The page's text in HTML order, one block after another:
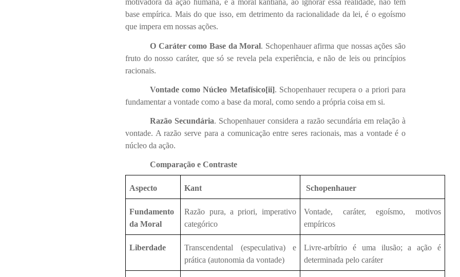
motivadora da ação humana, e a moral kantiana, ao ignorar essa realidade, não tem
base empírica. Mais do que isso, em detrimento da racionalidade da lei, é o egoísmo
que impera em nossas ações.
O Caráter como Base da Moral. Schopenhauer afirma que nossas ações são
fruto do nosso caráter, que só se revela pela experiência, e não de leis ou princípios
racionais.
Vontade como Núcleo Metafísico[ii]. Schopenhauer recupera o a priori para
fundamentar a vontade como a base da moral, como sendo a própria coisa em si.
Razão Secundária. Schopenhauer considera a razão secundária em relação à
vontade. A razão serve para a comunicação entre seres racionais, mas a vontade é o
núcleo da ação.
Comparação e Contraste
Aspecto Kant Schopenhauer
Fundamento
da Moral
Razão pura, a priori, imperativo
categórico
Vontade, caráter, egoísmo, motivos
empíricos
Liberdade
Transcendental (especulativa) e
prática (autonomia da vontade)
Livre-arbítrio é uma ilusão; a ação é
determinada pelo caráter